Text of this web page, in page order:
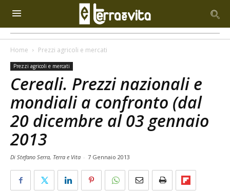
Home Prezzi agricoli e mercati
Prezzi agricoli e mercati
Cereali. Prezzi nazionali e
mondiali a confronto (dal
20 dicembre al 03 gennaio
2013
Di Stefano Serra, Terra e Vita - 7 Gennaio 2013